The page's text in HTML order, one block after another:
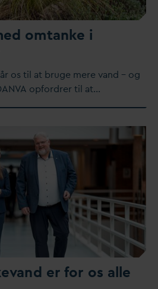
omtanke i
os til at bruge mere vand – og
ANVA opfordrer til at…
vand er for os alle